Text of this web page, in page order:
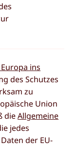
ins
des Schutzes
zu
Union
dieAllgemeine
jedes
der EU-